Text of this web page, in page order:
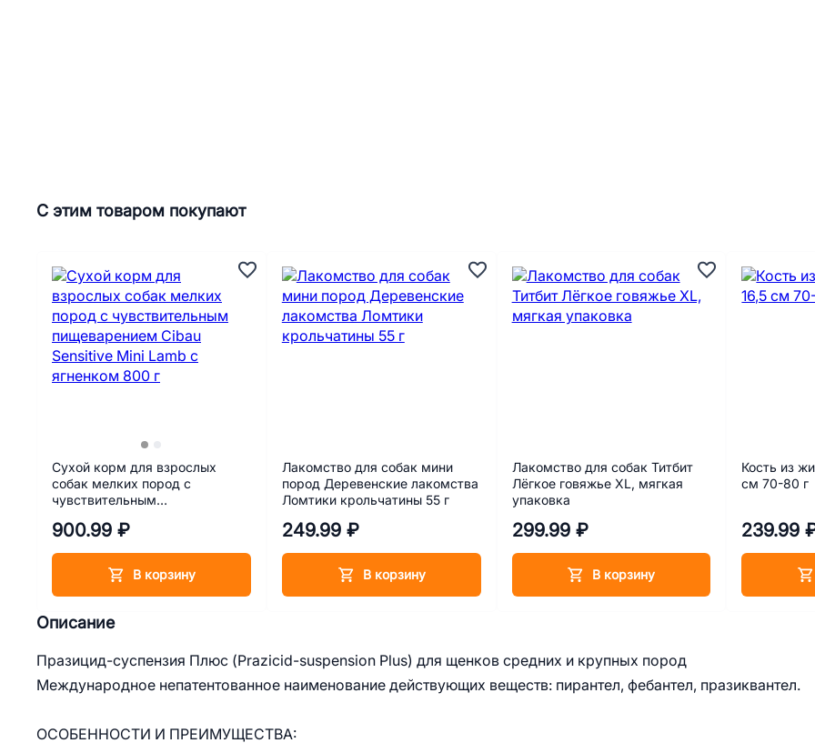
Описание
Празицид-суспензия Плюс (Prazicid-suspension Plus) для щенков средних и крупных пород
Международное непатентованное наименование действующих веществ: пирантел, фебантел, празиквантел.
ОСОБЕННОСТИ И ПРЕИМУЩЕСТВА:
С этим товаром покупают
Сухой корм для взрослых
собак мелких пород с
чувствительным
Mini Lamb с ягненком 800 г
900.99 ₽
В корзину
Лакомство для собак мини
пород Деревенские лакомства
Ломтики крольчатины 55 г
249.99 ₽
В корзину
Лакомство для собак Титбит
Лёгкое говяжье XL, мягкая
упаковка
299.99 ₽
В корзину
Кость из
см 70-80 г
239.99